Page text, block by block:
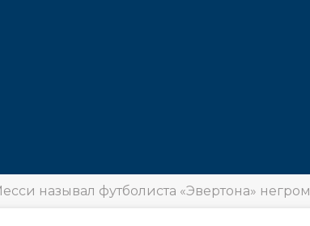
называл футболиста «Эвертона» негром